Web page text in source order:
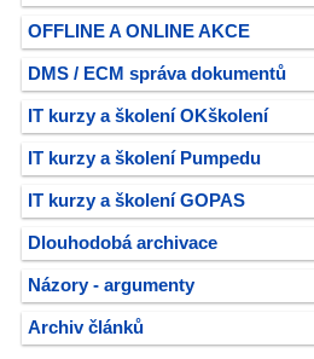
OFFLINE A ONLINE AKCE
DMS / ECM správa dokumentů
IT kurzy a školení OKškolení
IT kurzy a školení Pumpedu
IT kurzy a školení GOPAS
Dlouhodobá archivace
Názory - argumenty
Archiv článků